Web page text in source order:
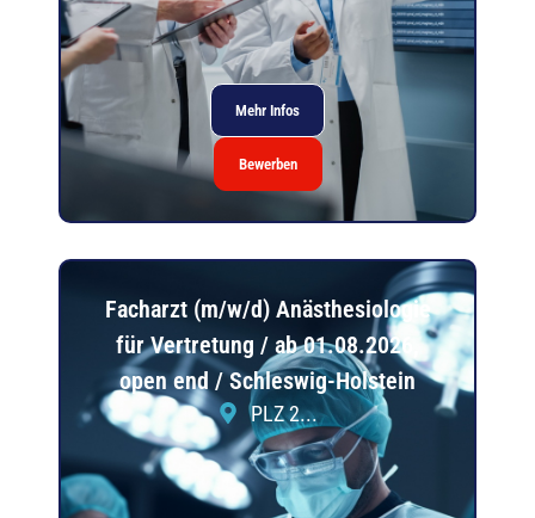
Mehr Infos
Bewerben
Facharzt (m/w/d) Anästhesiologie
für Vertretung / ab 01.08.2026,
open end / Schleswig-Holstein
PLZ 2...